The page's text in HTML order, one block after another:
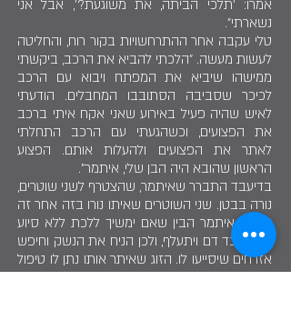
אמרו: 'תלכי הביתה, את משוגעת?', אבל אני
נשארתי".
טלי עקבה אחר ההתרחשויות בקור רוח, והחליטה
לעשות מעשה. "הלכתי להביא את הרכב, ביקשתי
ממישהו שיביא את המפתח ויבוא עם הרכב
לכיכר שסביבה הסתובבו המחבלים. הודעתי
לאיש שהיה פעיל באירוע שאני אקח איתי ברכב
את הפצועים, וכשהגעתי עם הרכב התחלתי
לאתר את הפצועים ולהעלות אותם. הפצוע
הראשון שהובא היה הבן שלי, איתמר".
בדיעבד התברר שאיתמר, שהצטרף לשני שוטרים,
נורה בבטן. שני השוטרים שאיתו נורו בזה אחר זה
ונהרגו. איתמר הבין שאם ימשיך ללכת ללא סיוע
הוא יאבד דם ויתעלף, ולכן הניח את הנשק וחיפש
אזרחים שיסייעו לו. הזוג שאיתר אותו נתן לו טיפול
ראשוני. "מצאתי את הבן שלי שרוע על המדרכה",